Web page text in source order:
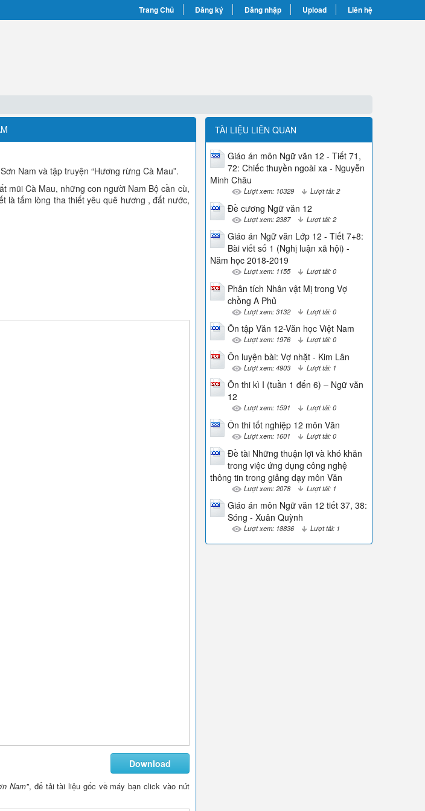
Trang Chủ Đăng ký Đăng nhập Upload Liên hệ
Nam và tập truyện “Hương rừng Cà Mau”.
mũi Cà Mau, những con người Nam Bộ cần cù,
là tấm lòng tha thiết yêu quê hương , đất nước,
Download
Nam", để tải tài liệu gốc về máy bạn click vào nút
TÀI LIỆU LIÊN QUAN
Giáo án môn Ngữ văn 12 - Tiết 71,
72: Chiếc thuyền ngoài xa - Nguyễn
Minh Châu
Lượt xem: 10329 Lượt tải: 2
Đề cương Ngữ văn 12
Lượt xem: 2387 Lượt tải: 2
Giáo án Ngữ văn Lớp 12 - Tiết 7+8:
Bài viết số 1 (Nghị luận xã hội) -
Năm học 2018-2019
Lượt xem: 1155 Lượt tải: 0
Phân tích Nhân vật Mị trong Vợ
chồng A Phủ
Lượt xem: 3132 Lượt tải: 0
Ôn tập Văn 12-Văn học Việt Nam
Lượt xem: 1976 Lượt tải: 0
Ôn luyện bài: Vợ nhặt - Kim Lân
Lượt xem: 4903 Lượt tải: 1
Ôn thi kì I (tuần 1 đến 6) – Ngữ văn
12
Lượt xem: 1591 Lượt tải: 0
Ôn thi tốt nghiệp 12 môn Văn
Lượt xem: 1601 Lượt tải: 0
Đề tài Những thuận lợi và khó khăn
trong việc ứng dụng công nghệ
thông tin trong giảng dạy môn Văn
Lượt xem: 2078 Lượt tải: 1
Giáo án môn Ngữ văn 12 tiết 37, 38:
Sóng - Xuân Quỳnh
Lượt xem: 18836 Lượt tải: 1